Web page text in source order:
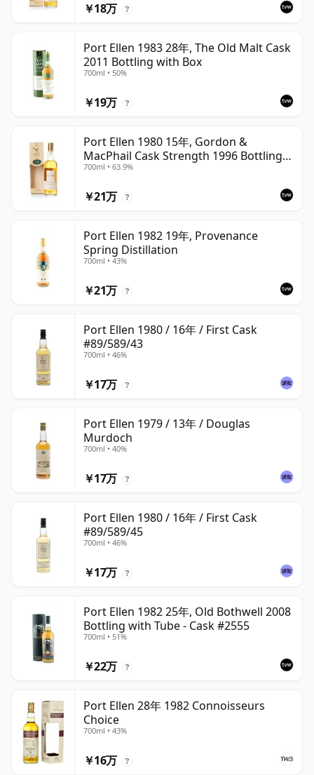
￥18万 ?
Port Ellen 1983 28年, The Old Malt Cask
2011 Bottling with Box
700ml • 50%
￥19万 ?
Port Ellen 1980 15年, Gordon &
MacPhail Cask Strength 1996 Bottling
with Box
700ml • 63.9%
￥21万 ?
Port Ellen 1982 19年, Provenance
Spring Distillation
700ml • 43%
￥21万 ?
Port Ellen 1980 / 16年 / First Cask
#89/589/43
700ml • 46%
￥17万 ?
Port Ellen 1979 / 13年 / Douglas
Murdoch
700ml • 40%
￥17万 ?
Port Ellen 1980 / 16年 / First Cask
#89/589/45
700ml • 46%
￥17万 ?
Port Ellen 1982 25年, Old Bothwell 2008
Bottling with Tube - Cask #2555
700ml • 51%
￥22万 ?
Port Ellen 28年 1982 Connoisseurs
Choice
700ml • 43%
￥16万 ?